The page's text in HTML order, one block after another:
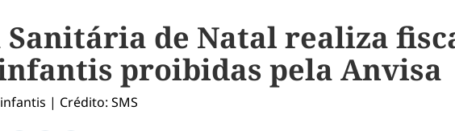
de Natal realiza
proibidas pela Anvisa